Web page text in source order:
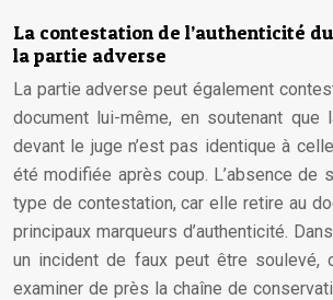
La contestation de l’authenticité
la partie adverse
La partie adverse peut également
document lui-même, en soutenant que
devant le juge n’est pas identique à
été modifiée après coup. L’absence de
type de contestation, car elle retire au
principaux marqueurs d’authenticité.
un incident de faux peut être soulevé,
examiner de près la chaîne de